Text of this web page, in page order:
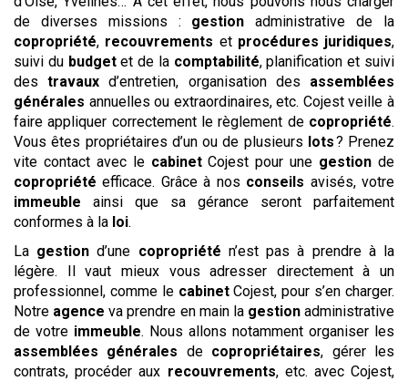
de diverses missions : gestion administrative de la
copropriété, recouvrements et procédures juridiques,
suivi du budgetet de la comptabilité, planification et suivi
destravaux d’entretien, organisation des assemblées
générales annuelles ou extraordinaires, etc. Cojest veille à
faire appliquer correctement le règlement de copropriété.
Vous êtes propriétaires d’un ou de plusieurs lots? Prenez
vite contact avec le cabinetCojest pour une gestion de
copropriété efficace. Grâce à nos conseils avisés, votre
immeuble ainsi que sa gérance seront parfaitement
conformes à la loi.
La gestion d’une copropriété n’est pas à prendre à la
légère. Il vaut mieux vous adresser directement à un
professionnel, comme le cabinetCojest, pour s’en charger.
Notre agence va prendre en main la gestionadministrative
de votre immeuble. Nous allons notamment organiser les
assemblées générales de copropriétaires, gérer les
contrats, procéder aux recouvrements, etc. avec Cojest,